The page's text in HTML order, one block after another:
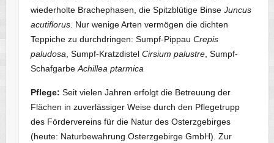
wiederholte Brachephasen, die Spitzblütige BinseJuncus
acutiflorus . Nur wenige Arten vermögen die dichten
Teppiche zu durchdringen: Sumpf-PippauCrepis
paludosa , Sumpf-KratzdistelCirsium palustre , Sumpf-
SchafgarbeAchillea ptarmica
Pflege: Seit vielen Jahren erfolgt die Betreuung der
Flächen in zuverlässiger Weise durch den Pflegetrupp
des Fördervereins für die Natur des Osterzgebirges
(heute: Naturbewahrung Osterzgebirge GmbH). Zur